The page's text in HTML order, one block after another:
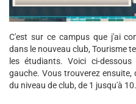
C'est sur ce campus que j'ai
dans le nouveau club, Tourisme
les étudiants. Voici ci-
gauche. Vous trouverez
du niveau de club, de 1 jusqu'à 10.